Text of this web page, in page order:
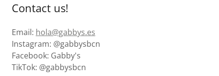
Contact us!
Email: hola@gabbys.es
Instagram: @gabbysbcn
Facebook: Gabby's
TikTok: @gabbysbcn